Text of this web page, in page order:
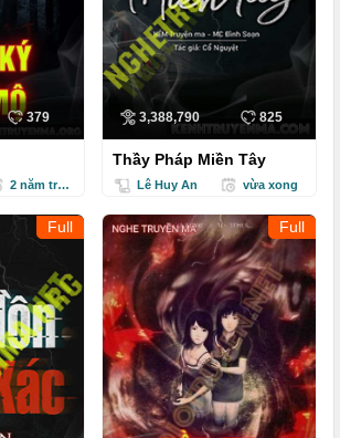
379
2 năm trước
3,388,790 825
Thầy Pháp Miền Tây
Lê Huy An vừa xong
Full Full